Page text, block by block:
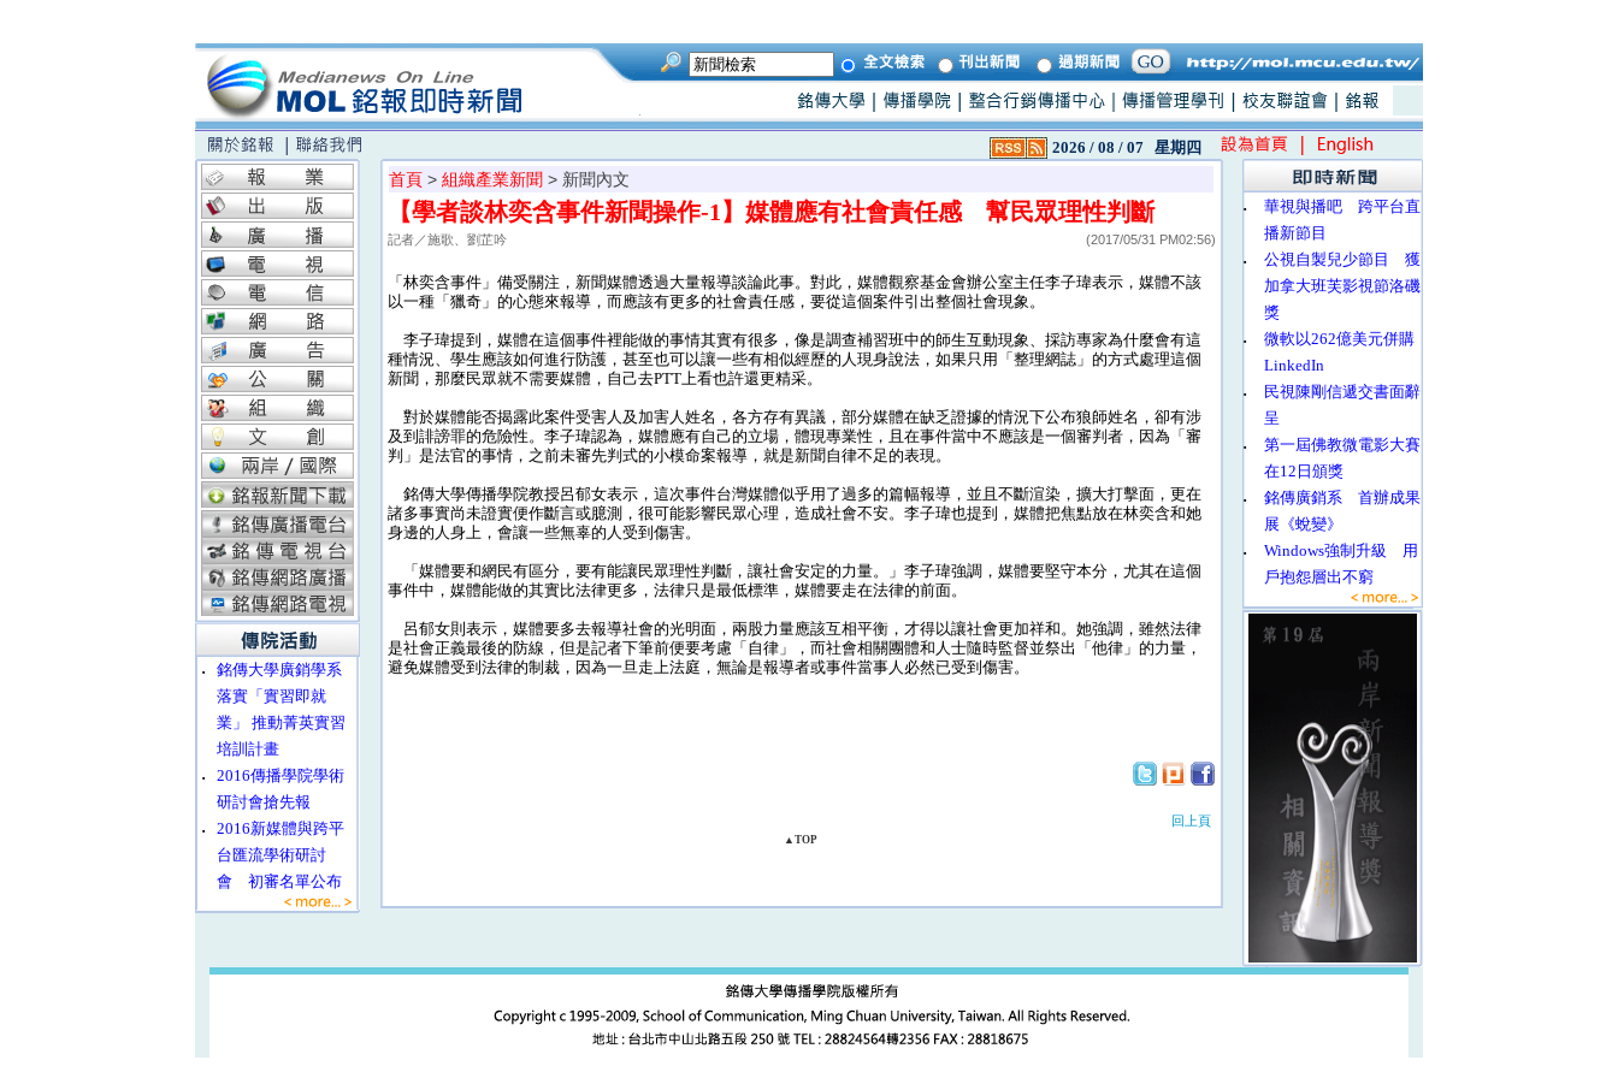
2026 / 08 / 07 星期四
‧
銘傳大學廣銷學系
落實「實習即就
業」 推動菁英實習
培訓計畫
‧
2016傳播學院學術
研討會搶先報
‧
2016新媒體與跨平
台匯流學術研討
會 初審名單公布
首頁 > 組織產業新聞 > 新聞內文
【學者談林奕含事件新聞操作-1】媒體應有社會責任感 幫民眾理性判斷
記者／施歌、劉芷吟 (2017/05/31 PM02:56)
「林奕含事件」備受關注，新聞媒體透過大量報導談論此事。對此，媒體觀察基金會辦公室主任李子瑋表示，媒體不該
以一種「獵奇」的心態來報導，而應該有更多的社會責任感，要從這個案件引出整個社會現象。
李子瑋提到，媒體在這個事件裡能做的事情其實有很多，像是調查補習班中的師生互動現象、採訪專家為什麼會有這
種情況、學生應該如何進行防護，甚至也可以讓一些有相似經歷的人現身說法，如果只用「整理網誌」的方式處理這個
新聞，那麼民眾就不需要媒體，自己去PTT上看也許還更精采。
對於媒體能否揭露此案件受害人及加害人姓名，各方存有異議，部分媒體在缺乏證據的情況下公布狼師姓名，卻有涉
及到誹謗罪的危險性。李子瑋認為，媒體應有自己的立場，體現專業性，且在事件當中不應該是一個審判者，因為「審
判」是法官的事情，之前未審先判式的小模命案報導，就是新聞自律不足的表現。
銘傳大學傳播學院教授呂郁女表示，這次事件台灣媒體似乎用了過多的篇幅報導，並且不斷渲染，擴大打擊面，更在
諸多事實尚未證實便作斷言或臆測，很可能影響民眾心理，造成社會不安。李子瑋也提到，媒體把焦點放在林奕含和她
身邊的人身上，會讓一些無辜的人受到傷害。
「媒體要和網民有區分，要有能讓民眾理性判斷，讓社會安定的力量。」李子瑋強調，媒體要堅守本分，尤其在這個
事件中，媒體能做的其實比法律更多，法律只是最低標準，媒體要走在法律的前面。
呂郁女則表示，媒體要多去報導社會的光明面，兩股力量應該互相平衡，才得以讓社會更加祥和。她強調，雖然法律
是社會正義最後的防線，但是記者下筆前便要考慮「自律」，而社會相關團體和人士隨時監督並祭出「他律」的力量，
避免媒體受到法律的制裁，因為一旦走上法庭，無論是報導者或事件當事人必然已受到傷害。
回上頁
▲TOP
‧
華視與播吧 跨平台直
播新節目
‧
公視自製兒少節目 獲
加拿大班芙影視節洛磯
獎
‧
微軟以262億美元併購
LinkedIn
‧
民視陳剛信遞交書面辭
呈
‧
第一屆佛教微電影大賽
在12日頒獎
‧
銘傳廣銷系 首辦成果
展《蛻變》
‧
Windows強制升級 用
戶抱怨層出不窮